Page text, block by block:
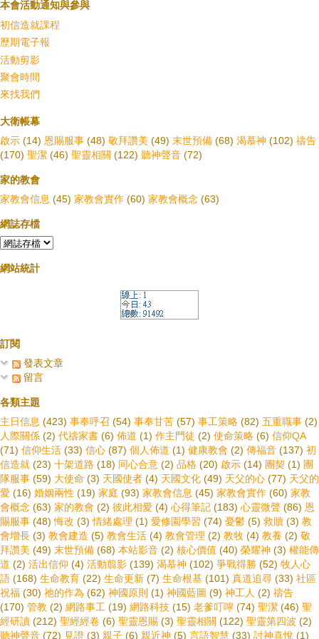
本會活動通知與參與
初信造就課程
歷期電子報
活動剪影
聚會時間
來找我們
大衛帳幕
啟示 (14) 恩賜服事 (48) 敬拜讚美 (49) 末世預備 (68) 渴慕神 (102) 禱告
(170) 聖潔 (46) 聖靈相關 (122) 聽神聲音 (72)
家的教會
家教會信息 (45) 家教會實作 (60) 家教會概念 (63)
網誌存檔
網站統計
訂閱
發表文章
留言
各類主題
主日信息 (423) 事奉呼召 (54) 事奉甘苦 (57) 事工策略 (82) 五重職事 (2)
人際關係 (2) 代禱家書 (6) 佈道 (1) 作主門徒 (2) 使命策略 (6) 信仰QA
(71) 信仰生活 (33) 信心 (87) 個人佈道 (1) 健康教會 (2) 傳福音 (137) 初
信造就 (23) 十架道路 (18) 同心合意 (2) 品格 (20) 啟示 (14) 團契 (1) 團
隊服事 (59) 大使命 (3) 天國使者 (4) 天國文化 (49) 天父的心 (77) 天父的
愛 (16) 婚姻兩性 (19) 家庭 (93) 家教會信息 (45) 家教會實作 (60) 家教
會概念 (63) 家的教會 (2) 彼此相愛 (4) 心得筆記 (183) 心靈微聲 (86) 恩
賜服事 (48) 悔改 (3) 情緒處理 (1) 愛修園學習 (74) 憂鬱 (5) 救贖 (3) 教
會增長 (3) 教會建造 (5) 教會生活 (4) 教會管理 (2) 教牧 (4) 教養 (2) 敬
拜讚美 (49) 末世預備 (68) 本站影音 (2) 核心價值 (40) 榮耀神 (3) 權能傳
道 (2) 活出信仰 (4) 活動翦影 (139) 渴慕神 (102) 爭戰得勝 (52) 牧人心
語 (168) 生命教育 (22) 生命更新 (7) 生命根基 (101) 真道追尋 (33) 社區
祝福 (30) 祂的作為 (62) 神國原則 (1) 神國藍圖 (9) 神工人 (2) 禱告
(170) 管教 (2) 網路事工 (19) 網路科技 (15) 老爹叮嚀 (74) 聖潔 (46) 聖
經研讀 (212) 聖經經卷 (6) 聖靈恩賜 (3) 聖靈相關 (122) 聖靈第四波 (2)
聽神聲音 (72) 見證 (3) 親子 (6) 親近神 (5) 言語智慧 (33) 討神喜悅 (1)